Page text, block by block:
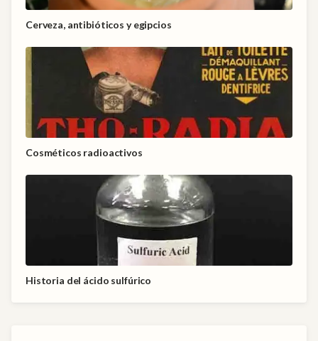
Cerveza, antibióticos y egipcios
Cosméticos radioactivos
Historia del ácido sulfúrico